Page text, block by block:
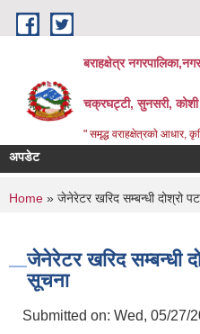
Skip to main content
बराहक्षेत्र
चक्रघट्टी, सुनसरी,
" समृद्ध वराहक्षेत्रकाे आधार,
अपडेट
You are here
Home » जेनेरेटर खरिद सम्बन्धी दोश्रो
जेनेरेटर खरिद सम्बन्धी
सूचना
Submitted on: Wed, 05/27/